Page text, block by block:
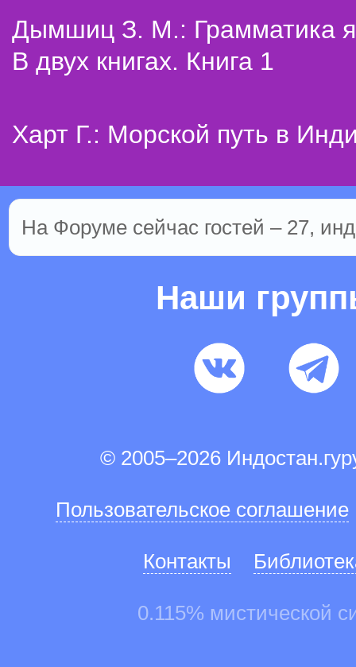
Дымшиц З. М.: Грамматика
В двух книгах. Книга 1
Харт Г.: Морской путь в
На Форуме сейчас гостей – 27,
Наши
© 2005–2026
Пользовательское соглашение
Контакты
0.115% мистической